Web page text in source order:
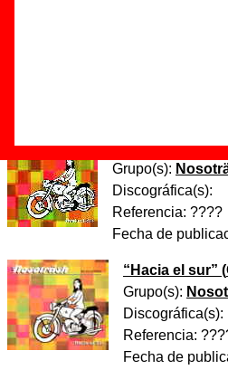
“Hacia el sur” (
Grupo(s):
Referencia: ????
Fecha de
“ Hacia el sur” (
Grupo(s):
Referencia:
Fecha de